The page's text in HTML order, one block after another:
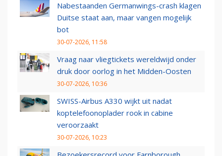
Nabestaanden Germanwings-crash klagen
Duitse staat aan, maar vangen mogelijk
bot
30-07-2026, 11:58
Vraag naar vliegtickets wereldwijd onder
druk door oorlog in het Midden-Oosten
30-07-2026, 10:36
SWISS-Airbus A330 wijkt uit nadat
koptelefoonoplader rook in cabine
veroorzaakt
30-07-2026, 10:23